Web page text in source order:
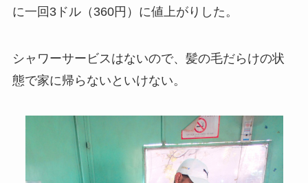
に一回3ドル（360円）に値上がりした。
シャワーサービスはないので、髪の毛だらけの状
態で家に帰らないといけない。